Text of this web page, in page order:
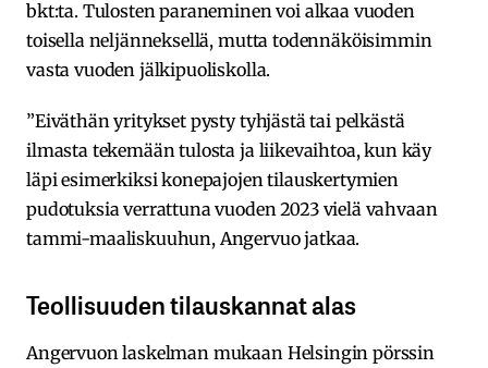
bkt:ta. Tulosten paraneminen voi alkaa vuoden
toisella neljänneksellä, mutta todennäköisimmin
vasta vuoden jälkipuoliskolla.
”Eiväthän yritykset pysty tyhjästä tai pelkästä
ilmasta tekemään tulosta ja liikevaihtoa, kun käy
läpi esimerkiksi konepajojen tilauskertymien
pudotuksia verrattuna vuoden 2023 vielä vahvaan
tammi-maaliskuuhun, Angervuo jatkaa.
Teollisuuden tilauskannat alas
Angervuon laskelman mukaan Helsingin pörssin